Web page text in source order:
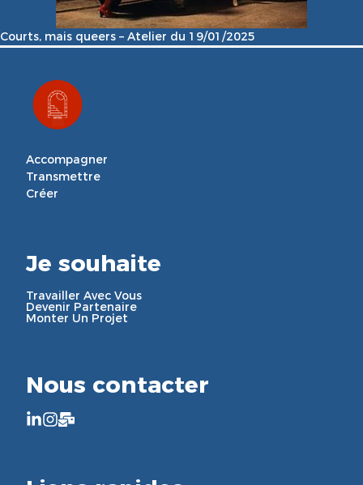
Courts, mais queers – Atelier du 19/01/2025
Accompagner
Transmettre
Créer
Je souhaite
Travailler Avec Vous
Devenir Partenaire
Monter Un Projet
Nous contacter